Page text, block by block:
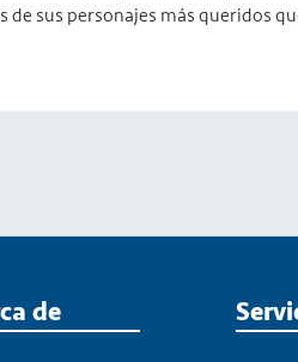
sus personajes más queridos
de